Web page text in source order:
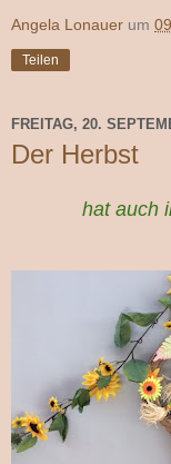
Angela Lonauer um
Teilen
FREITAG, 20.
Der Herbst
hat auch